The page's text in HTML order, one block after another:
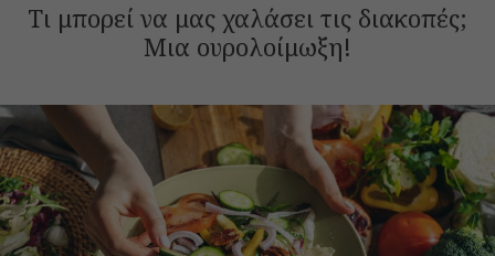
Τι μπορεί να μας χαλάσει τις διακοπές;
Μια ουρολοίμωξη!